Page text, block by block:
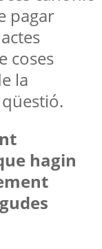
pagar
coses
la
hagin